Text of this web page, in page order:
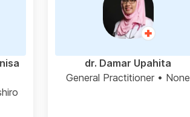
dr. Damar Upahita
General Practitioner • None